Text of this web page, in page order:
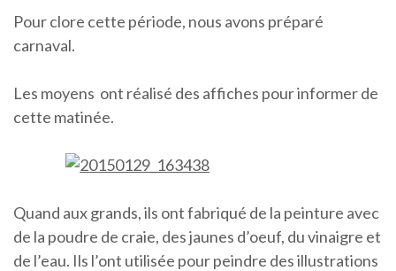
Pour clore cette période, nous avons préparé
carnaval.
Les moyens ont réalisé des affiches pour informer de
cette matinée.
Quand aux grands, ils ont fabriqué de la peinture avec
de la poudre de craie, des jaunes d’oeuf, du vinaigre et
de l’eau. Ils l’ont utilisée pour peindre des illustrations